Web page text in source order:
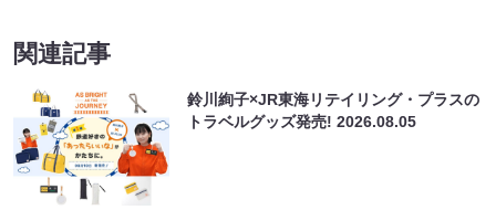
関連記事
鈴川絢子×JR東海リテイリング・プラスの
トラベルグッズ発売!2026.08.05